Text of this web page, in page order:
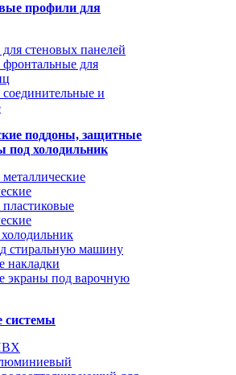
профили для
стеновых панелей
для
и
поддоны, защитные
под холодильник
стиральную машину
накладки
экраны под варочную
системы